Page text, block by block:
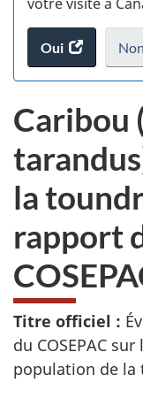
Oui
accéder
au
Non
je
.
Caribou
la
rapport
Titre officiel :
du COSEPAC
population de la